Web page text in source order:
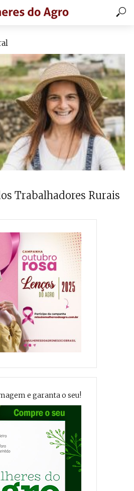
Trabalhadores Rurais
e garanta o seu!